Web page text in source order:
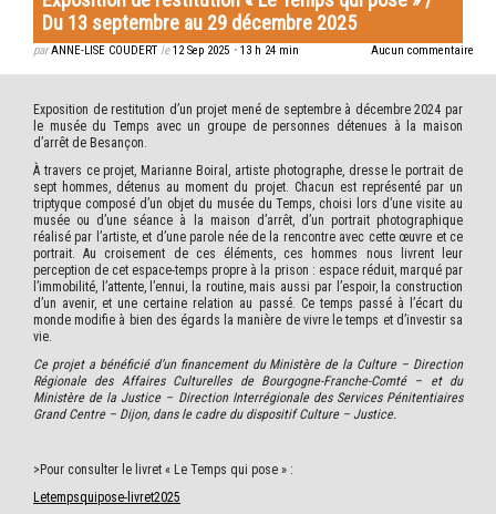
Du 13 septembre au 29 décembre 2025
parANNE-LISE COUDERT le12 Sep 2025 • 13 h 24 min Aucun commentaire
Exposition de restitution d’un projet mené de septembre à décembre 2024 par
le musée du Temps avec un groupe de personnes détenues à la maison
d’arrêt de Besançon.
À travers ce projet, Marianne Boiral, artiste photographe, dresse le portrait de
sept hommes, détenus au moment du projet. Chacun est représenté par un
triptyque composé d’un objet du musée du Temps, choisi lors d’une visite au
musée ou d’une séance à la maison d’arrêt, d’un portrait photographique
réalisé par l’artiste, et d’une parole née de la rencontre avec cette œuvre et ce
portrait. Au croisement de ces éléments, ces hommes nous livrent leur
perception de cet espace-temps propre à la prison : espace réduit, marqué par
l’immobilité, l’attente, l’ennui, la routine, mais aussi par l’espoir, la construction
d’un avenir, et une certaine relation au passé. Ce temps passé à l’écart du
monde modifie à bien des égards la manière de vivre le temps et d’investir sa
vie.
Ce projet a bénéficié d’un financement du Ministère de la Culture – Direction
Régionale des Affaires Culturelles de Bourgogne-Franche-Comté – et du
Ministère de la Justice – Direction Interrégionale des Services Pénitentiaires
Grand Centre – Dijon, dans le cadre du dispositif Culture – Justice.
>Pour consulter le livret « Le Temps qui pose » :
Letempsquipose-livret2025